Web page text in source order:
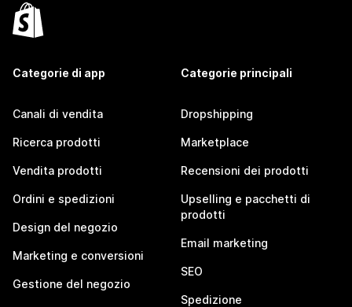
Categorie di app
Canali di vendita
Ricerca prodotti
Vendita prodotti
Ordini e spedizioni
Design del negozio
Marketing e conversioni
Gestione del negozio
Categorie principali
Dropshipping
Marketplace
Recensioni dei prodotti
Upselling e pacchetti di
prodotti
Email marketing
SEO
Spedizione